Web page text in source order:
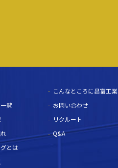
覧
とは
こんなところに昌富工業
お問い合わせ
リクルート
Q&A